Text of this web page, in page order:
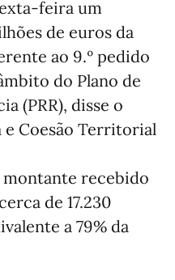
feira um
de euros da
ao 9.º pedido
do Plano de
(PRR), disse o
Coesão Territorial
montante recebido
de 17.230
a 79% da